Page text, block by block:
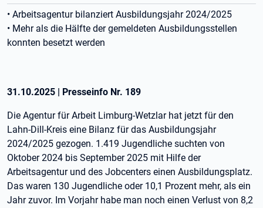
• Arbeitsagentur bilanziert Ausbildungsjahr 2024/2025
• Mehr als die Hälfte der gemeldeten Ausbildungsstellen
konnten besetzt werden
31.10.2025 | Presseinfo Nr. 189
Die Agentur für Arbeit Limburg-Wetzlar hat jetzt für den
Lahn-Dill-Kreis eine Bilanz für das Ausbildungsjahr
2024/2025 gezogen. 1.419 Jugendliche suchten von
Oktober 2024 bis September 2025 mit Hilfe der
Arbeitsagentur und des Jobcenters einen Ausbildungsplatz.
Das waren 130 Jugendliche oder 10,1 Prozent mehr, als ein
Jahr zuvor. Im Vorjahr habe man noch einen Verlust von 8,2